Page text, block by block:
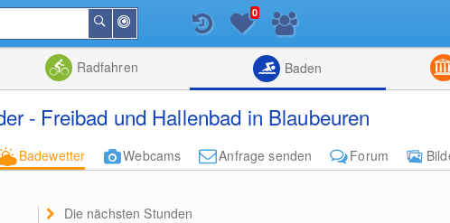
der
Suchen
Listenansicht
0
Radfahren Baden
- Freibad und Hallenbad in Blaubeuren
Badewetter Webcams Anfrage senden Forum
Die nächsten Stunden